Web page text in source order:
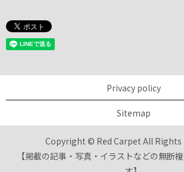
Privacy policy
Sitemap
Copyright © Red Carpet All Rights
【掲載の記事・写真・イラストなどの無断